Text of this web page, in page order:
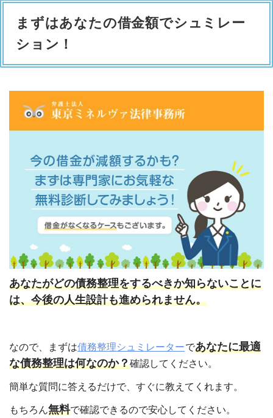
まずはあなたの借金額でシュミレー
ション！
あなたがどの債務整理をするべきか知らないことに
は、今後の人生設計も進められません。
なので、まずは債務整理シュミレーターであなたに最適
な債務整理は何なのか？確認してください。
簡単な質問に答えるだけで、すぐに教えてくれます。
もちろん無料で確認できるので安心してください。